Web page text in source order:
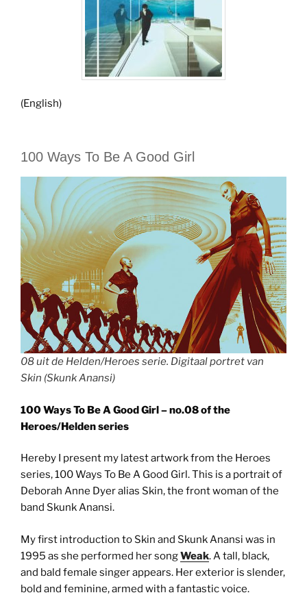
(English)
100 Ways To Be A Good Girl
08 uit de Helden/Heroes serie. Digitaal portret van
Skin (Skunk Anansi)
100 Ways To Be A Good Girl – no.08 of the
Heroes/Helden series
Hereby I present my latest artwork from the Heroes
series, 100 Ways To Be A Good Girl. This is a portrait of
Deborah Anne Dyer alias Skin, the front woman of the
band Skunk Anansi.
My first introduction to Skin and Skunk Anansi was in
1995 as she performed her songWeak. A tall, black,
and bald female singer appears. Her exterior is slender,
bold and feminine, armed with a fantastic voice.